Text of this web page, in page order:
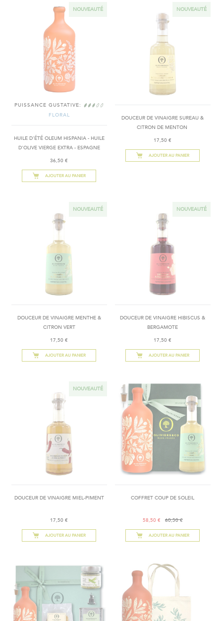
NOUVEAUTÉ
PUISSANCE GUSTATIVE:
FLORAL
HUILE D'ÉTÉ OLEUM HISPANIA - HUILE
D'OLIVE VIERGE EXTRA - ESPAGNE
36,50 €
AJOUTER AU PANIER
NOUVEAUTÉ
DOUCEUR DE VINAIGRE SUREAU &
CITRON DE MENTON ​
17,50 €
AJOUTER AU PANIER
NOUVEAUTÉ
DOUCEUR DE VINAIGRE MENTHE &
CITRON VERT
17,50 €
AJOUTER AU PANIER
NOUVEAUTÉ
DOUCEUR DE VINAIGRE HIBISCUS &
BERGAMOTE
17,50 €
AJOUTER AU PANIER
NOUVEAUTÉ
DOUCEUR DE VINAIGRE MIEL-PIMENT
17,50 €
AJOUTER AU PANIER
COFFRET COUP DE SOLEIL
58,50 € 60,50 €
AJOUTER AU PANIER